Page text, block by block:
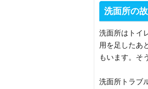
洗面所の
洗面所はトイ
用を足したあ
もいます。そ
洗面所トラブ